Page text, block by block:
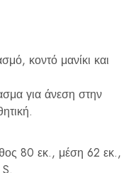
κοντό μανίκι και
για άνεση στην
80 εκ., μέση 62 εκ.,